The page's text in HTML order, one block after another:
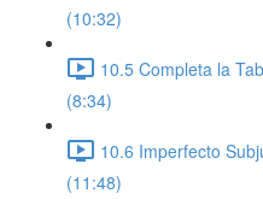
(10:32)
10.5 Completa la
(8:34)
10.6 Imperfecto
(11:48)